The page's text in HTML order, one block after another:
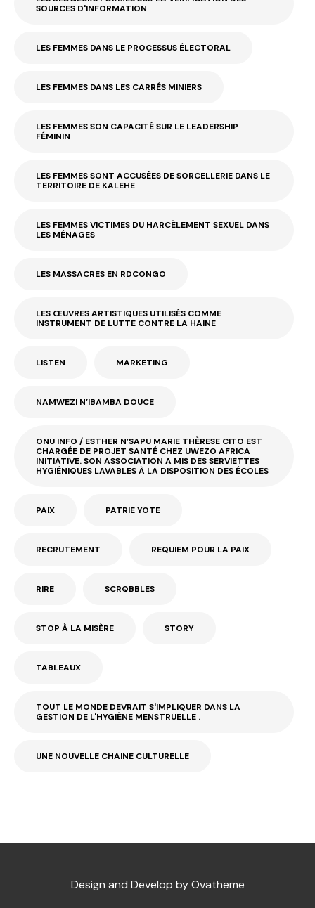
SOURCES D'INFORMATION
LES FEMMES DANS LE PROCESSUS ÉLECTORAL
LES FEMMES DANS LES CARRÉS MINIERS
LES FEMMES SON CAPACITÉ SUR LE LEADERSHIP
FÉMININ
LES FEMMES SONT ACCUSÉES DE SORCELLERIE DANS LE
TERRITOIRE DE KALEHE
LES FEMMES VICTIMES DU HARCÈLEMENT SEXUEL DANS
LES MÉNAGES
LES MASSACRES EN RDCONGO
LES ŒUVRES ARTISTIQUES UTILISÉS COMME
INSTRUMENT DE LUTTE CONTRE LA HAINE
LISTEN MARKETING
NAMWEZI N’IBAMBA DOUCE
ONU INFO / ESTHER N’SAPU MARIE THÈRESE CITO EST
CHARGÉE DE PROJET SANTÉ CHEZ UWEZO AFRICA
INITIATIVE. SON ASSOCIATION A MIS DES SERVIETTES
HYGIÉNIQUES LAVABLES À LA DISPOSITION DES ÉCOLES
PAIX PATRIE YOTE
RECRUTEMENT REQUIEM POUR LA PAIX
RIRE SCRQBBLES
STOP À LA MISÈRE STORY
TABLEAUX
TOUT LE MONDE DEVRAIT S'IMPLIQUER DANS LA
GESTION DE L'HYGIÈNE MENSTRUELLE .
UNE NOUVELLE CHAINE CULTURELLE
Design and Develop by Ovatheme